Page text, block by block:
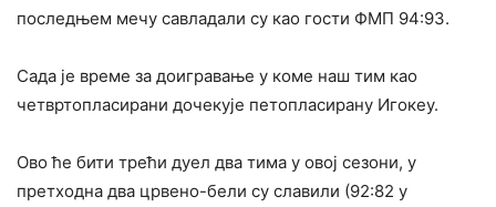
последњем мечу савладали су као гости ФМП 94:93.
Сада је време за доигравање у коме наш тим као
четвртопласирани дочекује петопласирану Игокеу.
Ово ће бити трећи дуел два тима у овој сезони, у
претходна два црвено-бели су славили (92:82 у